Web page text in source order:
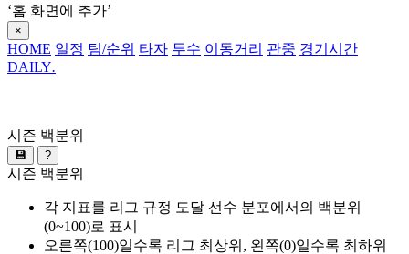
‘홈 화면에 추가’
×
HOME 일정 팀/순위 타자 투수 이동거리 관중 경기시간
DAILY.
시즌 백분위
💾 ?
시즌 백분위
각 지표를 리그 규정 도달 선수 분포에서의 백분위
(0~100)로 표시
오른쪽(100)일수록 리그 최상위, 왼쪽(0)일수록 최하위